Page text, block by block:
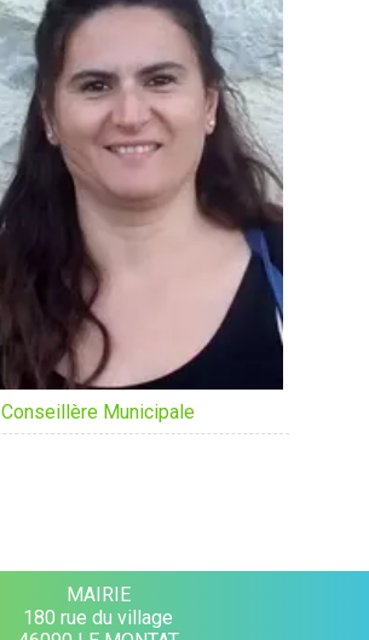
Conseillère Municipale
MAIRIE
180 rue du village